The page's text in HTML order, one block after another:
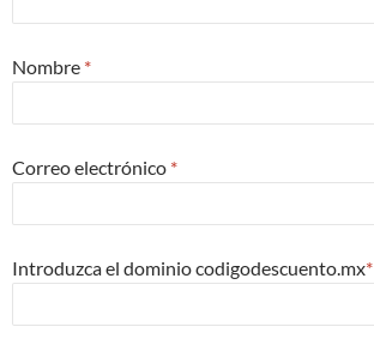
Nombre *
Correo electrónico *
Introduzca el dominio codigodescuento.mx*